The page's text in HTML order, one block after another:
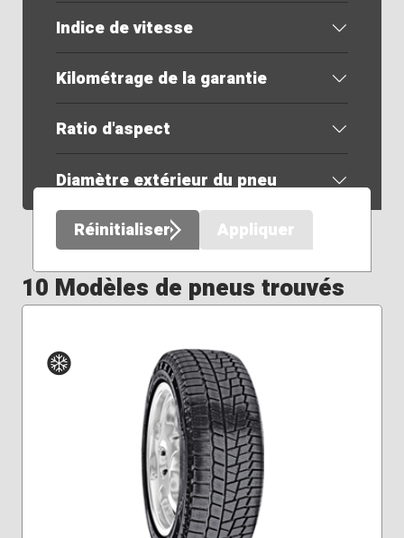
Indice de vitesse
Kilométrage de la garantie
Ratio d'aspect
Diamètre extérieur du pneu
Réinitialiser
Appliquer
10 Modèles de pneus trouvés